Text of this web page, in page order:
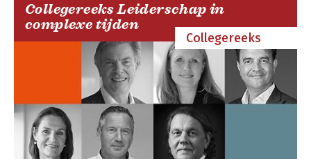
Collegereeks Leiderschap in
complexe tijden
Collegereeks